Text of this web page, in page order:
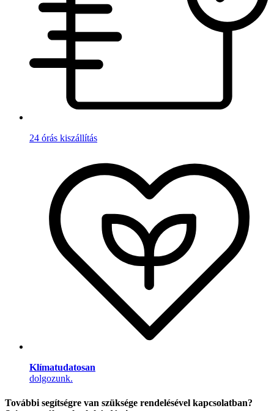
24 órás kiszállítás
Klímatudatosan
dolgozunk.
További segítségre van szüksége rendelésével kapcsolatban?